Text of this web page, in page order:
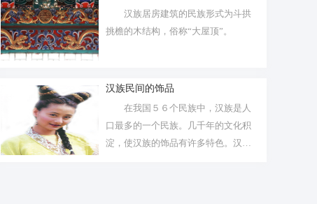
汉族居房建筑的民族形式为斗拱
挑檐的木结构，俗称“大屋顶”。
汉族民间的饰品
在我国５６个民族中，汉族是人
口最多的一个民族。几千年的文化积
淀，使汉族的饰品有许多特色。汉族